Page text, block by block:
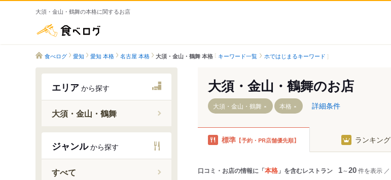
大須・金山・鶴舞の本格に関するお店
食べログ 愛知 愛知 本格 名古屋 本格 大須・金山・鶴舞 本格 キーワード一覧 ホではじまるキーワード
エリア から探す
大須・金山・鶴舞
金山駅
鶴舞駅
ジャンルから探す
すべて
大須・金山・鶴舞のお店
大須・金山・鶴舞 本格 詳細条件
標準 【予約・PR店舗優先順】 ランキング
口コミ・お店の情報に「本格 」を含むレストラン 1～20件を表示 ／